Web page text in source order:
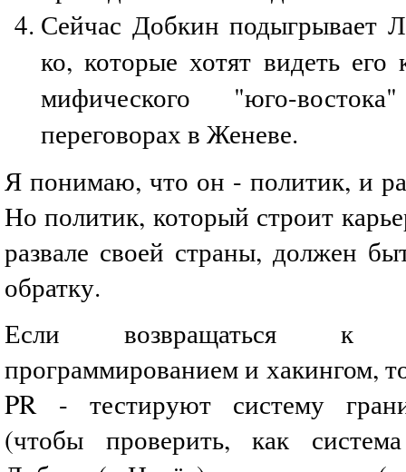
Сейчас Добкин подыгрывает
ко, которые хотят видеть его
мифического "юго-
переговорах в Женеве.
Я понимаю, что он - политик, и
Но политик, который строит
развале своей страны, должен
обратку.
Если возвращаться к
программированием и хакингом,
PR - тестируют систему
(чтобы проверить, как